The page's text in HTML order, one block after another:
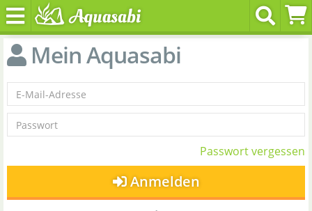
Mein Aquasabi
Passwort vergessen
Anmelden